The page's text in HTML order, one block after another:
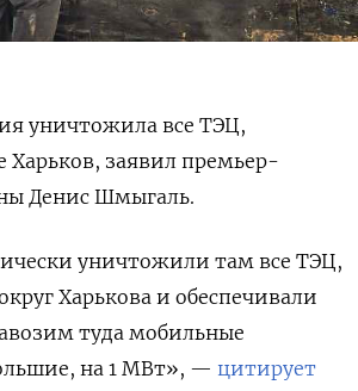
уничтожила все ТЭЦ,
заявил премьер-
Денис Шмыгаль.
уничтожили там все ТЭЦ,
Харькова и обеспечивали
туда мобильные
на 1 МВт», — цитирует